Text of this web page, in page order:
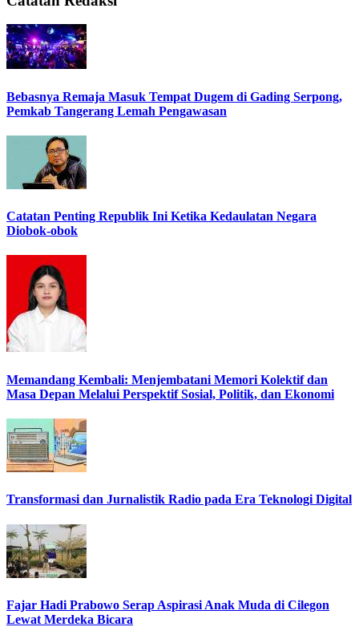
Bebasnya Remaja Masuk Tempat Dugem di Gading Serpong,
Pemkab Tangerang Lemah Pengawasan
Catatan Penting Republik Ini Ketika Kedaulatan Negara
Diobok-obok
Memandang Kembali: Menjembatani Memori Kolektif dan
Masa Depan Melalui Perspektif Sosial, Politik, dan Ekonomi
Transformasi dan Jurnalistik Radio pada Era Teknologi Digital
Fajar Hadi Prabowo Serap Aspirasi Anak Muda di Cilegon
Lewat Merdeka Bicara